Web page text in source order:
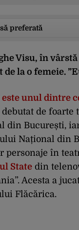
preferată
Visu, în
la o femeie.
este unul dintre
de foarte
din București,
Național din
personaje în
State din
Acesta a
Flăcărica.